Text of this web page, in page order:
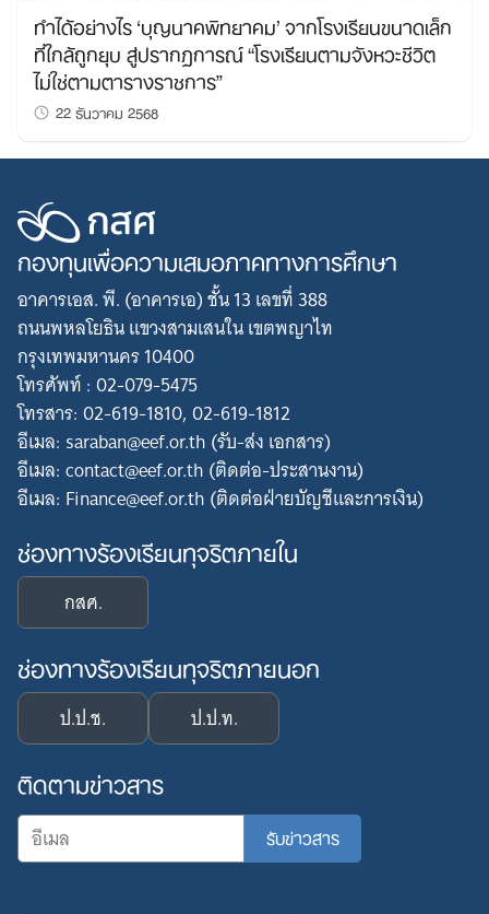
ทำได้อย่างไร ‘บุญนาคพิทยาคม’ จากโรงเรียนขนาดเล็ก
ที่ใกล้ถูกยุบ สู่ปรากฏการณ์ “โรงเรียนตามจังหวะชีวิต
ไม่ใช่ตามตารางราชการ”
22 ธันวาคม 2568
กองทุนเพื่อความเสมอภาคทางการศึกษา
อาคารเอส. พี. (อาคารเอ) ชั้น 13 เลขที่ 388
ถนนพหลโยธิน แขวงสามเสนใน เขตพญาไท
กรุงเทพมหานคร 10400
โทรศัพท์ : 02-079-5475
โทรสาร: 02-619-1810, 02-619-1812
อีเมล: saraban@eef.or.th (รับ-ส่ง เอกสาร)
อีเมล: contact@eef.or.th (ติดต่อ-ประสานงาน)
อีเมล: Finance@eef.or.th (ติดต่อฝ่ายบัญชีและการเงิน)
ช่องทางร้องเรียนทุจริตภายใน
กสศ.
ช่องทางร้องเรียนทุจริตภายนอก
ป.ป.ช. ป.ป.ท.
ติดตามข่าวสาร